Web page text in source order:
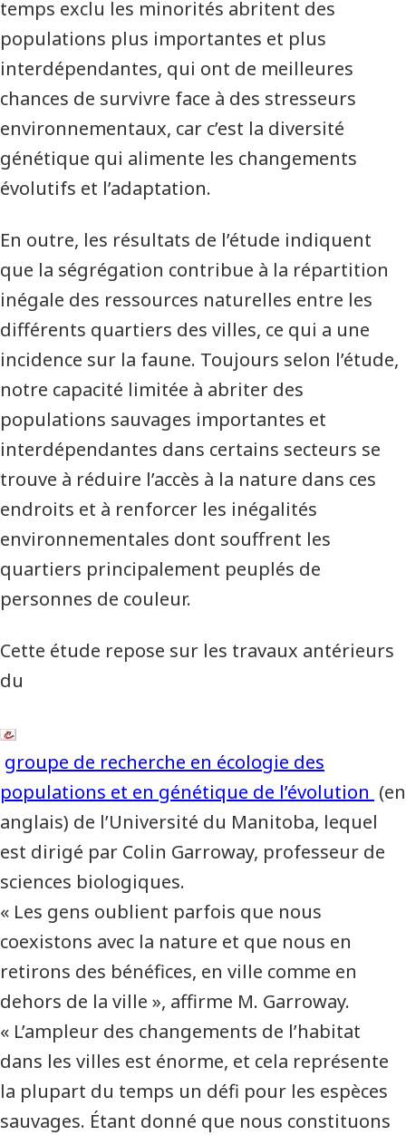
temps exclu les minorités abritent des
populations plus importantes et plus
interdépendantes, qui ont de meilleures
chances de survivre face à des stresseurs
environnementaux, car c’est la diversité
génétique qui alimente les changements
évolutifs et l’adaptation.
En outre, les résultats de l’étude indiquent
que la ségrégation contribue à la répartition
inégale des ressources naturelles entre les
différents quartiers des villes, ce qui a une
incidence sur la faune. Toujours selon l’étude,
notre capacité limitée à abriter des
populations sauvages importantes et
interdépendantes dans certains secteurs se
trouve à réduire l’accès à la nature dans ces
endroits et à renforcer les inégalités
environnementales dont souffrent les
quartiers principalement peuplés de
personnes de couleur.
Cette étude repose sur les travaux antérieurs
du
groupe de recherche en écologie des
populations et en génétique de l’évolution (en
anglais) de l’Université du Manitoba, lequel
est dirigé par Colin Garroway, professeur de
sciences biologiques.
« Les gens oublient parfois que nous
coexistons avec la nature et que nous en
retirons des bénéfices, en ville comme en
dehors de la ville », affirme M. Garroway.
« L’ampleur des changements de l’habitat
dans les villes est énorme, et cela représente
la plupart du temps un défi pour les espèces
sauvages. Étant donné que nous constituons